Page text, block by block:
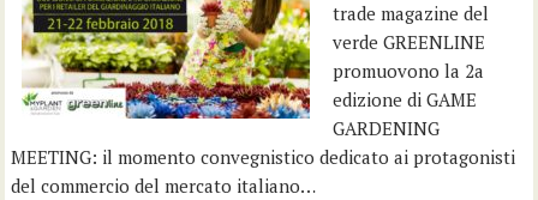
trade magazine del
verde GREENLINE
promuovono la 2a
edizione di GAME
GARDENING
MEETING: il momento convegnistico dedicato ai protagonisti
del commercio del mercato italiano…